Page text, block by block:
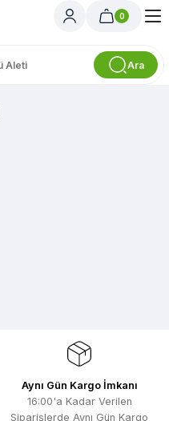
Ara
0
Aynı Gün Kargo İmkanı
16:00'a Kadar Verilen
Siparişlerde Aynı Gün Kargo